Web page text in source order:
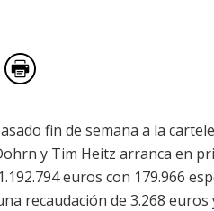
fin de semana a la
y Tim Heitz arranca en
euros con 179.966
recaudación de 3.268